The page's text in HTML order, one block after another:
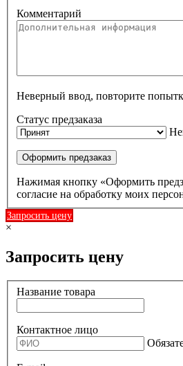
Комментарий
Неверный ввод, повторите
Статус предзаказа
Оформить предзаказ
Нажимая кнопку «Оформить
согласие на обработку моих
Запросить цену
×
Запросить цену
Название товара
Контактное лицо